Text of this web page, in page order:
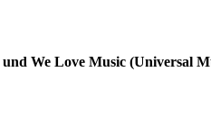
We Love Music (Universal